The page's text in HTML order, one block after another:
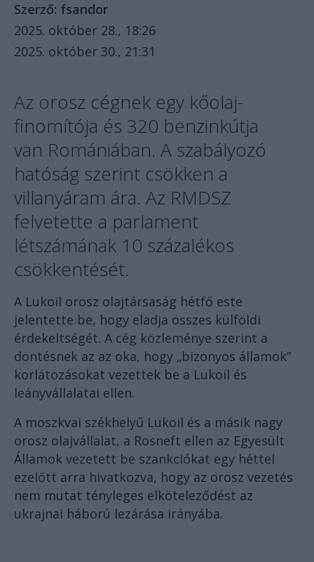
Szerző: fsandor
2025. október 28., 18:26
2025. október 30., 21:31
Az orosz cégnek egy kőolaj-
finomítója és 320 benzinkútja
van Romániában. A szabályozó
hatóság szerint csökken a
villanyáram ára. Az RMDSZ
felvetette a parlament
létszámának 10 százalékos
csökkentését.
A Lukoil orosz olajtársaság hétfő este
jelentette be, hogy eladja összes külföldi
érdekeltségét. A cég közleménye szerint a
döntésnek az az oka, hogy „bizonyos államok”
korlátozásokat vezettek be a Lukoil és
leányvállalatai ellen.
A moszkvai székhelyű Lukoil és a másik nagy
orosz olajvállalat, a Rosneft ellen az Egyesült
Államok vezetett be szankciókat egy héttel
ezelőtt arra hivatkozva, hogy az orosz vezetés
nem mutat tényleges elköteleződést az
ukrajnai háború lezárása irányába.